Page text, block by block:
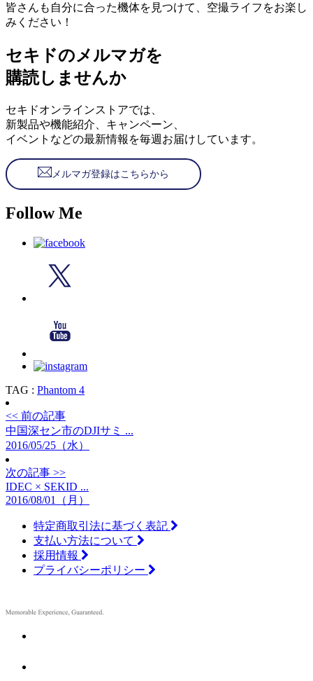
皆さんも自分に合った機体を見つけて、空撮ライフをお楽し
みください！
セキドのメルマガを
購読しませんか
セキドオンラインストアでは、
新製品や機能紹介、キャンペーン、
イベントなどの最新情報を毎週お届けしています。
メルマガ登録はこちらから
Follow Me
TAG : Phantom 4
<< 前の記事
中国深セン市のDJIサミ ...
2016/05/25（水）
次の記事 >>
IDEC × SEKID ...
2016/08/01（月）
特定商取引法に基づく表記
支払い方法について
採用情報
プライバシーポリシー